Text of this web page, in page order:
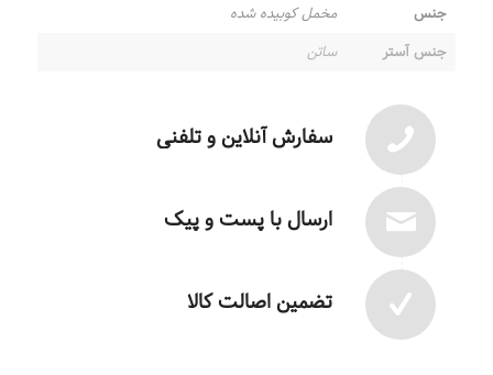
جنس
مخمل کوبیده شده
جنس آستر
ساتن
سفارش آنلاین و تلفنی
ارسال با پست و پیک
تضمین اصالت کالا